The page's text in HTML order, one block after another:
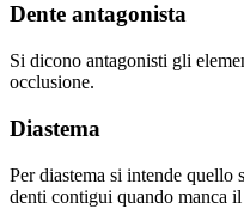
Dente antagonista
Si dicono antagonisti gli
occlusione.
Diastema
Per diastema si intende quello
denti contigui quando manca